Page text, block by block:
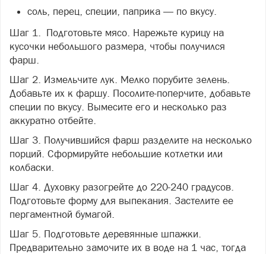
соль, перец, специи, паприка — по вкусу.
Шаг 1. Подготовьте мясо. Нарежьте курицу на
кусочки небольшого размера, чтобы получился
фарш.
Шаг 2. Измельчите лук. Мелко порубите зелень.
Добавьте их к фаршу. Посолите-поперчите, добавьте
специи по вкусу. Вымесите его и несколько раз
аккуратно отбейте.
Шаг 3. Получившийся фарш разделите на несколько
порций. Сформируйте небольшие котлетки или
колбаски.
Шаг 4. Духовку разогрейте до 220-240 градусов.
Подготовьте форму для выпекания. Застелите ее
пергаментной бумагой.
Шаг 5. Подготовьте деревянные шпажки.
Предварительно замочите их в воде на 1 час, тогда